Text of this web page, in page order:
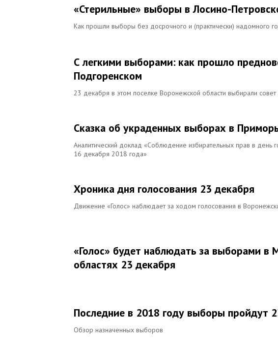
«Стерильные» выборы в Лосино-
Как прошли выборы без досрочного и (практически) надомного
С легкими выборами: как прошло
Подгоренском
23 декабря в этом поселке Воронежской области выбирали совет
Сказка об украденных выборах в
Аналитический доклад «Соблюдение избирательных прав в день
16 декабря 2018 года»
Хроника дня голосования 23 декабря
Движение «Голос» наблюдает за ходом голосования в
«Голос» будет наблюдать за выборами в
областях 23 декабря
Последние в 2018 году выборы пройдут
Обзор назначенных выборов